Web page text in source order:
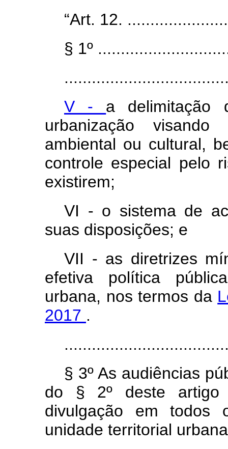
“Art. 12.
§ 1º
V - a delimitação
urbanização
ambiental ou cultural,
controle especial pelo
existirem;
VI - o sistema de
suas disposições; e
VII - as diretrizes
efetiva política
urbana, nos termos da
2017 .
§ 3º As audiências
do § 2º deste artigo
divulgação em todos
unidade territorial